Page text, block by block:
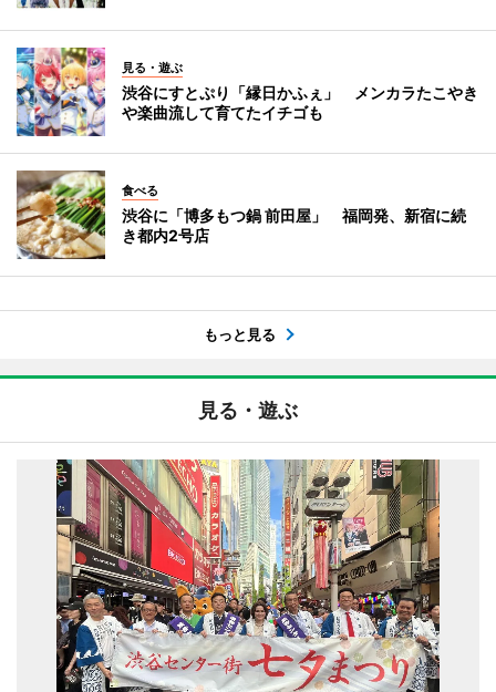
見る・遊ぶ
渋谷にすとぷり「縁日かふぇ」 メンカラたこやき
や楽曲流して育てたイチゴも
食べる
渋谷に「博多もつ鍋 前田屋」 福岡発、新宿に続
き都内2号店
もっと見る
見る・遊ぶ